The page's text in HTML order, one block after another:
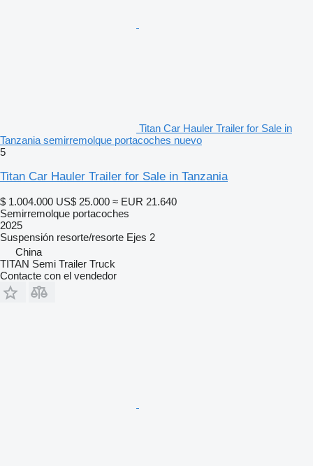
Titan Car Hauler Trailer for Sale in
Tanzania semirremolque portacoches nuevo
5
Titan Car Hauler Trailer for Sale in Tanzania
$ 1.004.000 US$ 25.000 ≈ EUR 21.640
Semirremolque portacoches
2025
Suspensión resorte/resorte Ejes 2
China
TITAN Semi Trailer Truck
Contacte con el vendedor